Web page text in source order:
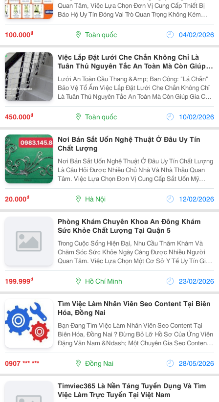
Quan Tâm, Việc Lựa Chọn Đơn Vị Cung Cấp Thiết Bị
Bảo Hộ Uy Tín Đóng Vai Trò Quan Trọng Không Kém
Chất Lượng Sản Phẩm. Ngay Từ Đầu, Bảo Hộ Lao Động
Cov Đã Được Nhiều Doanh Nghiệp Đánh Giá Cao Nhờ
100.000₫ Toàn quốc 04/02/2026
Việc Lắp Đặt Lưới Che Chắn Không Chỉ Là
Tuân Thủ Nguyên Tắc An Toàn Mà Còn Giúp
Gia Chủ Giải Tỏa Nỗi Lo Mỗi Khi Trẻ Nhỏ Vui
Chơi Gần Khu Vực Nguy Hiểm.
Lưới An Toàn Cầu Thang &Amp; Ban Công: "Lá Chắn"
Bảo Vệ Tổ Ấm Việc Lắp Đặt Lưới Che Chắn Không Chỉ
Là Tuân Thủ Nguyên Tắc An Toàn Mà Còn Giúp Gia Chủ
Giải Tỏa Nỗi Lo Mỗi Khi Trẻ Nhỏ Vui Chơi Gần Khu Vực
Nguy Hiểm. 1. Các Loại Lưới Phổ Biến Nhất Hiện...
450.000₫ Toàn quốc 10/02/2026
Nơi Bán Sắt Uốn Nghệ Thuật Ở Đâu Uy Tín
Chất Lượng
Nơi Bán Sắt Uốn Nghệ Thuật Ở Đâu Uy Tín Chất Lượng
Là Câu Hỏi Được Nhiều Chủ Nhà Và Nhà Thầu Quan
Tâm. Việc Lựa Chọn Đơn Vị Cung Cấp Sắt Uốn Mỹ
Thuật Chất Lượng Giúp Đảm Bảo Tuổi Thọ Cho Cổng
Sắt Mỹ Thuật, Lan Can Sắt Uốn Và Hàng Rào Sắt Uốn .
20.000₫ Hà Nội 12/02/2026
Phòng Khám Chuyên Khoa An Đông Khám
Sức Khỏe Chất Lượng Tại Quận 5
Trong Cuộc Sống Hiện Đại, Nhu Cầu Thăm Khám Và
Chăm Sóc Sức Khỏe Ngày Càng Được Nhiều Người
Quan Tâm. Việc Lựa Chọn Một Cơ Sở Y Tế Uy Tín Giúp
Người Bệnh An Tâm Hơn Trong Quá Trình Kiểm Tra Và
Điều Trị. Tại Khu Vực Trung Tâm Tp.hcm, Phòng Khám
Chuyên...
199.999₫ Hồ Chí Minh 23/02/2026
Tìm Việc Làm Nhân Viên Seo Content Tại Biên
Hóa, Đồng Nai
Bạn Đang Tìm Việc Làm Nhân Viên Seo Content Tại
Biên Hóa, Đồng Nai ? Đừng Bỏ Lỡ Hồ Sơ Của Ứng Viên
Đặng Văn Nam &Ndash; Một Chuyên Gia Seo Content
Với 10 Năm Kinh Nghiệm, Từng Đảm Nhận Vị Trí Quan
Trọng Trong Chiến Lược Nội Dung Của Nhiều Thương...
0907 *** *** Đồng Nai 28/05/2026
Timviec365 Là Nền Tảng Tuyển Dụng Và Tìm
Việc Làm Trực Tuyến Tại Việt Nam